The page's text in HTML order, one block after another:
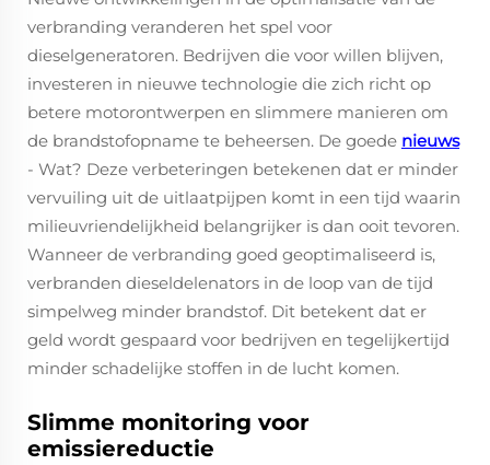
verbranding veranderen het spel voor
dieselgeneratoren. Bedrijven die voor willen blijven,
investeren in nieuwe technologie die zich richt op
betere motorontwerpen en slimmere manieren om
de brandstofopname te beheersen. De goede nieuws
- Wat? Deze verbeteringen betekenen dat er minder
vervuiling uit de uitlaatpijpen komt in een tijd waarin
milieuvriendelijkheid belangrijker is dan ooit tevoren.
Wanneer de verbranding goed geoptimaliseerd is,
verbranden dieseldelenators in de loop van de tijd
simpelweg minder brandstof. Dit betekent dat er
geld wordt gespaard voor bedrijven en tegelijkertijd
minder schadelijke stoffen in de lucht komen.
Slimme monitoring voor
emissiereductie